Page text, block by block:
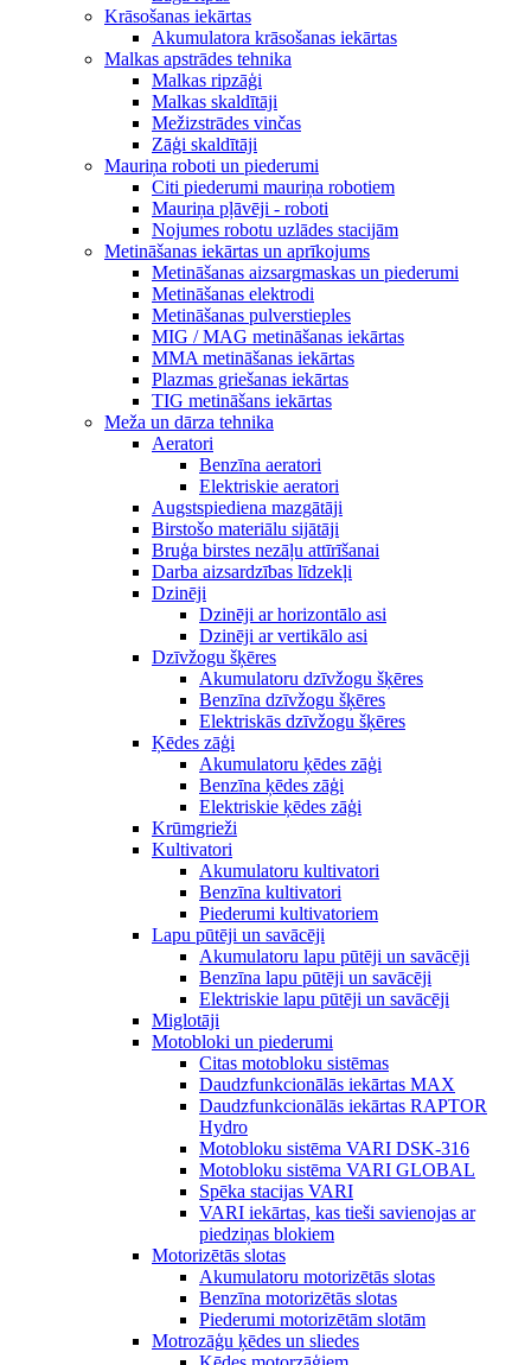
Krāsošanas iekārtas
Akumulatora krāsošanas iekārtas
Malkas apstrādes tehnika
Malkas ripzāģi
Malkas skaldītāji
Mežizstrādes vinčas
Zāģi skaldītāji
Mauriņa roboti un piederumi
Citi piederumi mauriņa robotiem
Mauriņa pļāvēji - roboti
Nojumes robotu uzlādes stacijām
Metināšanas iekārtas un aprīkojums
Metināšanas aizsargmaskas un piederumi
Metināšanas elektrodi
Metināšanas pulverstieples
MIG / MAG metināšanas iekārtas
MMA metināšanas iekārtas
Plazmas griešanas iekārtas
TIG metināšans iekārtas
Meža un dārza tehnika
Aeratori
Benzīna aeratori
Elektriskie aeratori
Augstspiediena mazgātāji
Birstošo materiālu sijātāji
Bruģa birstes nezāļu attīrīšanai
Darba aizsardzības līdzekļi
Dzinēji
Dzinēji ar horizontālo asi
Dzinēji ar vertikālo asi
Dzīvžogu šķēres
Akumulatoru dzīvžogu šķēres
Benzīna dzīvžogu šķēres
Elektriskās dzīvžogu šķēres
Ķēdes zāģi
Akumulatoru ķēdes zāģi
Benzīna ķēdes zāģi
Elektriskie ķēdes zāģi
Krūmgrieži
Kultivatori
Akumulatoru kultivatori
Benzīna kultivatori
Piederumi kultivatoriem
Lapu pūtēji un savācēji
Akumulatoru lapu pūtēji un savācēji
Benzīna lapu pūtēji un savācēji
Elektriskie lapu pūtēji un savācēji
Miglotāji
Motobloki un piederumi
Citas motobloku sistēmas
Daudzfunkcionālās iekārtas MAX
Daudzfunkcionālās iekārtas RAPTOR
Hydro
Motobloku sistēma VARI DSK-316
Motobloku sistēma VARI GLOBAL
Spēka stacijas VARI
VARI iekārtas, kas tieši savienojas ar
piedziņas blokiem
Motorizētās slotas
Akumulatoru motorizētās slotas
Benzīna motorizētās slotas
Piederumi motorizētām slotām
Motrozāģu ķēdes un sliedes